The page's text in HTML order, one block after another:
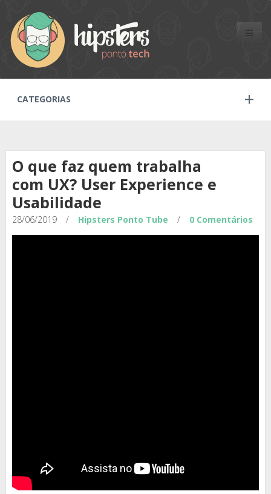
Toggle
CATEGORIAS
O que faz quem trabalha
com UX? User Experience e
Usabilidade
28/06/2019 / Hipsters Ponto Tube / 0 Comentários